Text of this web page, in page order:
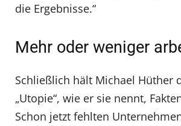
die Ergebnisse.“
Mehr oder weniger
Schließlich hält Michael Hüther
„Utopie“, wie er sie nennt,
Schon jetzt fehlten